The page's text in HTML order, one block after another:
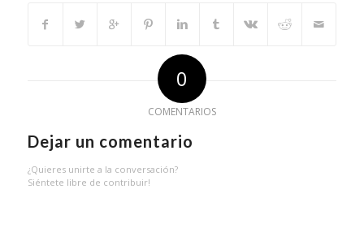
0
COMENTARIOS
Dejar un comentario
¿Quieres unirte a la conversación?
Siéntete libre de contribuir!